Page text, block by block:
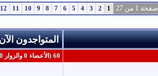
صفحة 1 من 27 1
2
3
4
5
6
7
8
9
10
11
12
المتواجدون
60 (الأعضاء 0 والزوار 60)